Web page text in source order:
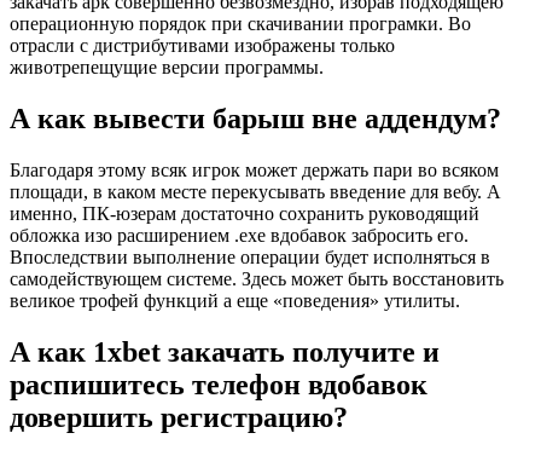
операционную порядок при скачивании програмки. Во
отрасли с дистрибутивами изображены только
животрепещущие версии программы.
А как вывести барыш вне аддендум?
Благодаря этому всяк игрок может держать пари во всяком
площади, в каком месте перекусывать введение для вебу. А
именно, ПК-юзерам достаточно сохранить руководящий
обложка изо расширением .exe вдобавок забросить его.
Впоследствии выполнение операции будет исполняться в
самодействующем системе. Здесь может быть восстановить
великое трофей функций а еще «поведения» утилиты.
А как 1xbet закачать получите и
распишитесь телефон вдобавок
довершить регистрацию?